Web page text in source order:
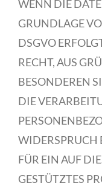
WENN DIE
GRUNDLAGE
DSGVO
RECHT, AUS
BESONDEREN
DIE
WIDERSPRUCH
FÜR EIN AUF
GESTÜTZTES